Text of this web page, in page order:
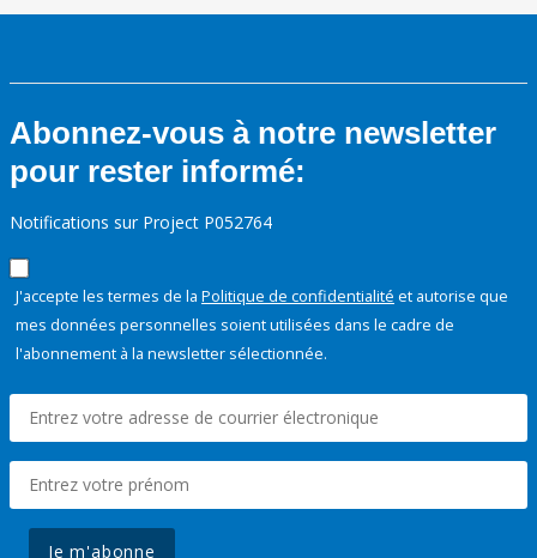
Abonnez-vous à notre newsletter
pour rester informé:
Notifications sur Project P052764
J'accepte les termes de la Politique de confidentialité et autorise que
mes données personnelles soient utilisées dans le cadre de
l'abonnement à la newsletter sélectionnée.
Je m'abonne